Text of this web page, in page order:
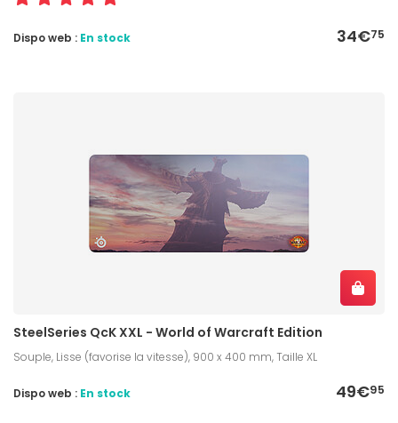
34€75
Dispo web : En stock
SteelSeries QcK XXL - World of Warcraft Edition
Souple, Lisse (favorise la vitesse), 900 x 400 mm, Taille XL
49€95
Dispo web : En stock